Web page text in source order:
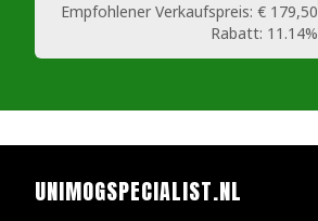
Empfohlener Verkaufspreis: € 179,50
Rabatt: 11.14%
UNIMOGSPECIALIST.NL